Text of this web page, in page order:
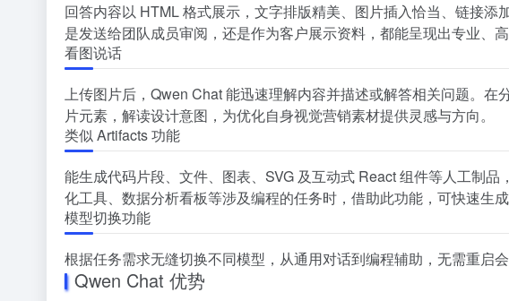
回答内容以 HTML 格式展示，文字排版精美、图片插入恰当、链接
是发送给团队成员审阅，还是作为客户展示资料，都能呈现出专业、高
看图说话
上传图片后，Qwen Chat 能迅速理解内容并描述或解答相关问题。
片元素，解读设计意图，为优化自身视觉营销素材提供灵感与方向。
类似 Artifacts 功能
能生成代码片段、文件、图表、SVG 及互动式 React 组件等人工制
化工具、数据分析看板等涉及编程的任务时，借助此功能，可快速生
模型切换功能
根据任务需求无缝切换不同模型，从通用对话到编程辅助，无需重启
Qwen Chat 优势